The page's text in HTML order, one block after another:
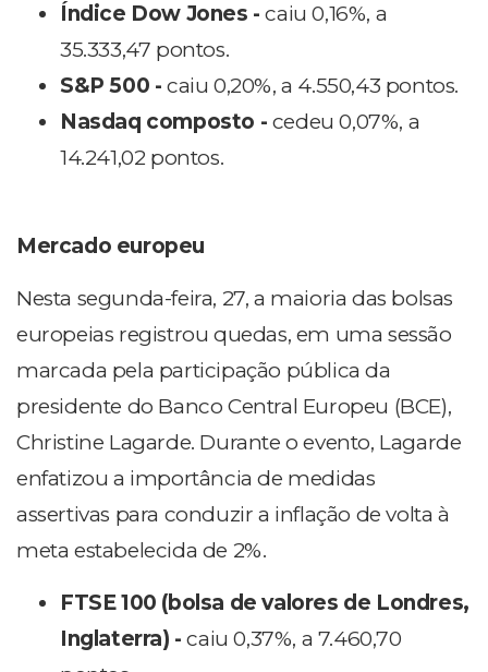
Índice Dow Jones - caiu 0,16%, a
35.333,47 pontos.
S&P 500 - caiu 0,20%, a 4.550,43 pontos.
Nasdaq composto - cedeu 0,07%, a
14.241,02 pontos.
Mercado europeu
Nesta segunda-feira, 27, a maioria das bolsas
europeias registrou quedas, em uma sessão
marcada pela participação pública da
presidente do Banco Central Europeu (BCE),
Christine Lagarde. Durante o evento, Lagarde
enfatizou a importância de medidas
assertivas para conduzir a inflação de volta à
meta estabelecida de 2%.
FTSE 100 (bolsa de valores de Londres,
Inglaterra) - caiu 0,37%, a 7.460,70